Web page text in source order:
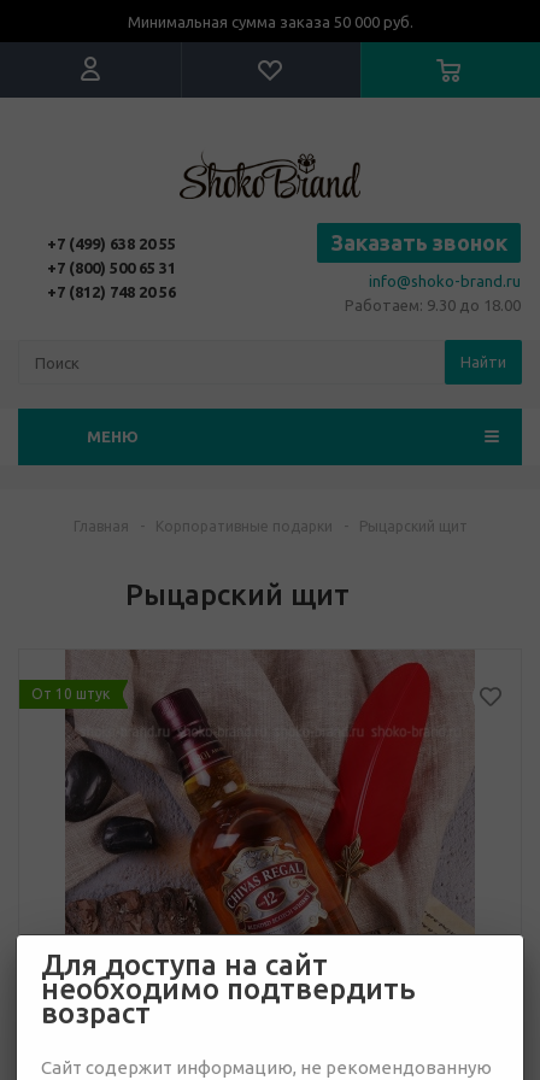
Минимальная сумма заказа 50 000 руб.
+7 (499) 638 20 55
+7 (800) 500 65 31
+7 (812) 748 20 56
Заказать звонок
info@shoko-brand.ru
Работаем: 9.30 до 18.00
Найти
МЕНЮ
Главная - Корпоративные подарки - Рыцарский щит
Рыцарский щит
От 10 штук
Для доступа на сайт
необходимо подтвердить
возраст
Сайт содержит информацию, не рекомендованную